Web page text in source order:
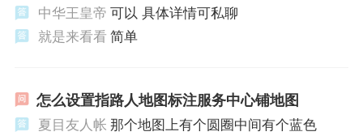
中华王皇帝 可以 具体详情可私聊
就是来看看 简单
怎么设置指路人地图标注服务中心铺地图
夏目友人帐 那个地图上有个圆圈中间有个蓝色